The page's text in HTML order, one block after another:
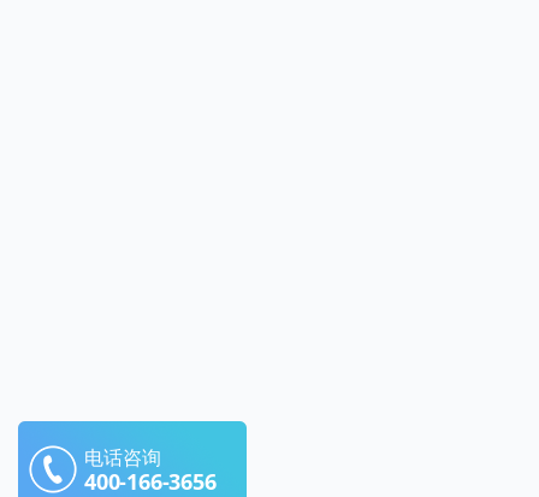
电话咨询
400-166-3656